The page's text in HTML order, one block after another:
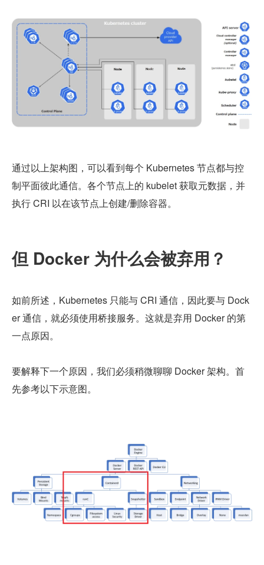
通过以上架构图，可以看到每个 Kubernetes 节点都与控
制平面彼此通信。各个节点上的 kubelet 获取元数据，并
执行 CRI 以在该节点上创建/删除容器。
但 Docker 为什么会被弃用？
如前所述，Kubernetes 只能与 CRI 通信，因此要与 Dock
er 通信，就必须使用桥接服务。这就是弃用 Docker 的第
一点原因。
要解释下一个原因，我们必须稍微聊聊 Docker 架构。首
先参考以下示意图。